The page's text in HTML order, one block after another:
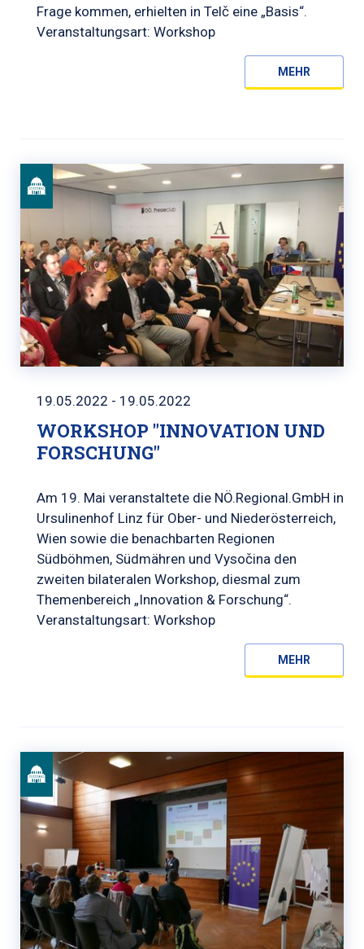
Frage kommen, erhielten in Telč eine „Basis“.
Veranstaltungsart: Workshop
MEHR
19.05.2022 - 19.05.2022
WORKSHOP "INNOVATION UND
FORSCHUNG"
Am 19. Mai veranstaltete die NÖ.Regional.GmbH in
Ursulinenhof Linz für Ober- und Niederösterreich,
Wien sowie die benachbarten Regionen
Südböhmen, Südmähren und Vysočina den
zweiten bilateralen Workshop, diesmal zum
Themenbereich „Innovation & Forschung“.
Veranstaltungsart: Workshop
MEHR